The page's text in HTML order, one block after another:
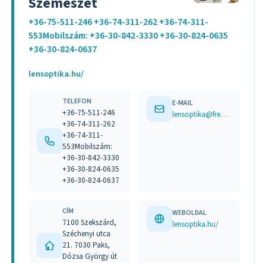
+36-75-511-246 +36-74-311-262 +36-74-311-
553Mobilszám: +36-30-842-3330 +36-30-824-0635
+36-30-824-0637
lensoptika.hu/
TELEFON
+36-75-511-246
+36-74-311-262
+36-74-311-
553Mobilszám:
+36-30-842-3330
+36-30-824-0635
+36-30-824-0637
E-MAIL
lensoptika@freemail.hu
CÍM
7100 Szekszárd,
Széchenyi utca
21. 7030 Paks,
Dózsa György út
WEBOLDAL
lensoptika.hu/